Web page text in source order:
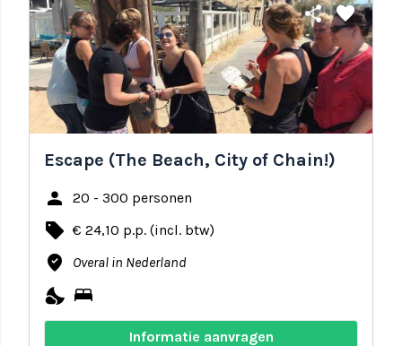
share favorite
Escape (The Beach, City of Chain!)
person 20 - 300 personen
local_offer € 24,10 p.p. (incl. btw)
where_to_vote Overal in Nederland
nights_stay bed
Informatie aanvragen